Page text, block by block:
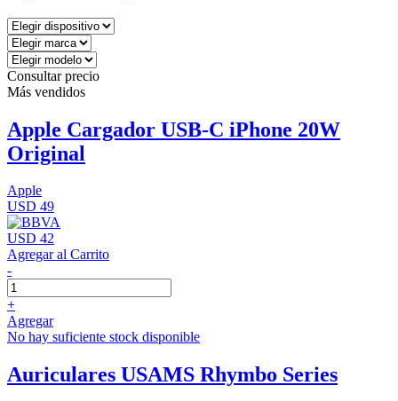
Consultar precio
Más vendidos
Apple Cargador USB-C iPhone 20W
Original
Apple
USD 49
USD 42
Agregar al Carrito
-
+
Agregar
No hay suficiente stock disponible
Auriculares USAMS Rhymbo Series